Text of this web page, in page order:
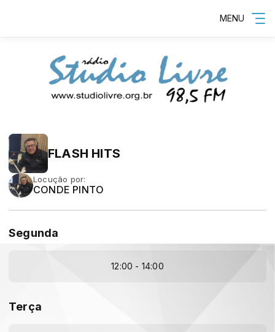
MENU
FLASH HITS
Locução por:
CONDE PINTO
Segunda
12:00 - 14:00
Terça